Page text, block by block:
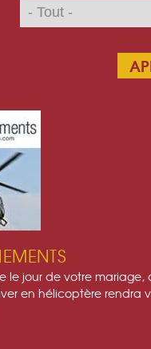
le jour de votre
en hélicoptère rendra